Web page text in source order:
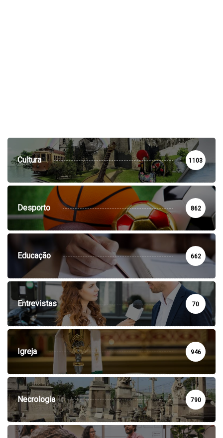
Cultura 1103
Desporto 862
Educação 662
Entrevistas 70
Igreja 946
Necrologia 790